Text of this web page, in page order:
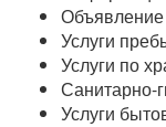
Услуги
Услуги по
Санитарно-
Услуги